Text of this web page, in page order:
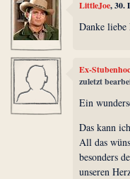
LittleJoe, 30.
Danke
Ex-
zuletzt
Ein
Das kann
All das
besonders
unseren